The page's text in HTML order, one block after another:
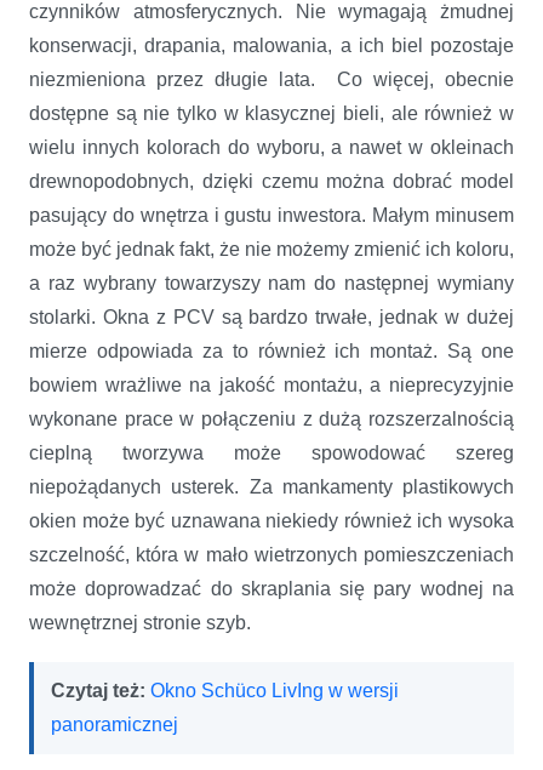
czynników atmosferycznych. Nie wymagają żmudnej
konserwacji, drapania, malowania, a ich biel pozostaje
niezmieniona przez długie lata. Co więcej, obecnie
dostępne są nie tylko w klasycznej bieli, ale również w
wielu innych kolorach do wyboru, a nawet w okleinach
drewnopodobnych, dzięki czemu można dobrać model
pasujący do wnętrza i gustu inwestora. Małym minusem
może być jednak fakt, że nie możemy zmienić ich koloru,
a raz wybrany towarzyszy nam do następnej wymiany
stolarki. Okna z PCV są bardzo trwałe, jednak w dużej
mierze odpowiada za to również ich montaż. Są one
bowiem wrażliwe na jakość montażu, a nieprecyzyjnie
wykonane prace w połączeniu z dużą rozszerzalnością
cieplną tworzywa może spowodować szereg
niepożądanych usterek. Za mankamenty plastikowych
okien może być uznawana niekiedy również ich wysoka
szczelność, która w mało wietrzonych pomieszczeniach
może doprowadzać do skraplania się pary wodnej na
wewnętrznej stronie szyb.
Czytaj też: Okno Schüco LivIng w wersji
panoramicznej